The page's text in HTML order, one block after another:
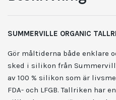
SUMMERVILLE ORGANIC
Gör måltiderna både enklare
sked i silikon från
av 100 % silikon som är
FDA- och LFGB. Tallriken har